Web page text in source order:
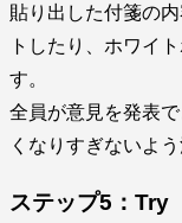
貼り出した付箋の
トしたり、ホワイ
す。
全員が意見を発表
くなりすぎないよ
ステップ5：Try